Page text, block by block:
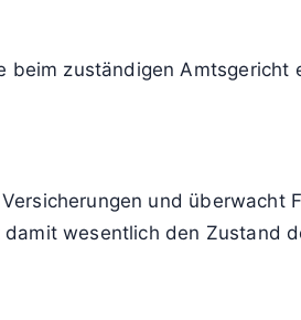
zuständigen Amtsgericht
und überwacht
wesentlich den Zustand